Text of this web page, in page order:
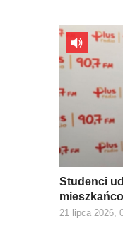
Studenci
21 lipca 2026,